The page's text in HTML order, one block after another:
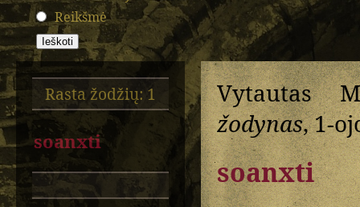
Reikšmė
Rasta žodžių: 1
soanxti
Vytautas
žodynas, 1-
soanxti